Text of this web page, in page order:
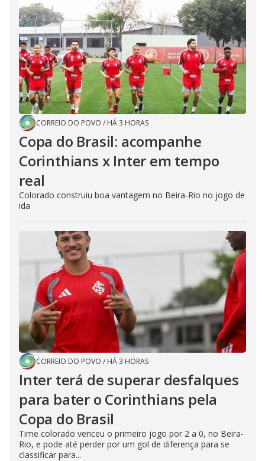
CORREIO DO POVO / HÁ 3 HORAS
Copa do Brasil: acompanhe
Corinthians x Inter em tempo
real
Colorado construiu boa vantagem no Beira-Rio no jogo de
ida
CORREIO DO POVO / HÁ 3 HORAS
Inter terá de superar desfalques
para bater o Corinthians pela
Copa do Brasil
Time colorado venceu o primeiro jogo por 2 a 0, no Beira-
Rio, e pode até perder por um gol de diferença para se
classificar para...